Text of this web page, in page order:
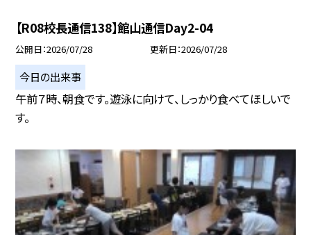
【R08校長通信138】館山通信Day2-04
公開日 2026/07/28 更新日 2026/07/28
今日の出来事
午前７時、朝食です。遊泳に向けて、しっかり食べてほしいで
す。